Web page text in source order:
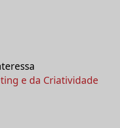
e da Criatividade